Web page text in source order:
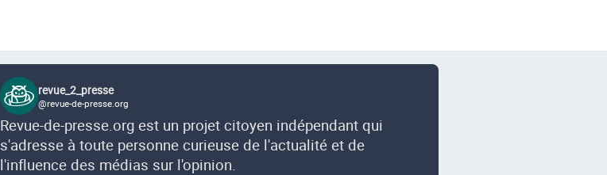
revue_2_presse
@revue-de-presse.org
Revue-de-presse.org est un projet citoyen indépendant qui
s'adresse à toute personne curieuse de l'actualité et de
l'influence des médias sur l'opinion.